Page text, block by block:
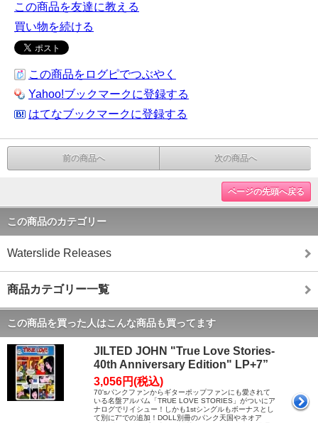
この商品を友達に教える
買い物を続ける
この商品をログピでつぶやく
Yahoo!ブックマークに登録する
はてなブックマークに登録する
前の商品へ 次の商品へ
ページの先頭へ戻る
この商品のカテゴリー
Waterslide Releases
商品カテゴリー一覧
この商品を買った人はこんな商品も買ってます
JILTED JOHN "True Love Stories-
40th Anniversary Edition" LP+7”
3,056円(税込)
70'sパンクファンからギターポップファンにも愛されて
いる名盤アルバム「TRUE LOVE STORIES」がついにア
ナログでリイシュー！しかも1stシングルもボーナスとし
て別に7"での追加！DOLL別冊のパンク天国やネオア